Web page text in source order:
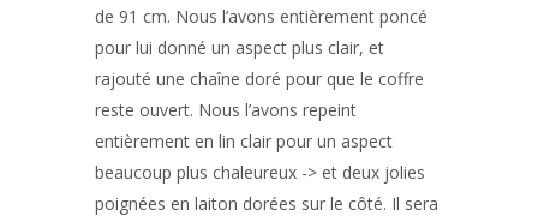
de 91 cm. Nous l’avons entièrement poncé
pour lui donné un aspect plus clair, et
rajouté une chaîne doré pour que le coffre
reste ouvert. Nous l’avons repeint
entièrement en lin clair pour un aspect
beaucoup plus chaleureux -> et deux jolies
poignées en laiton dorées sur le côté. Il sera